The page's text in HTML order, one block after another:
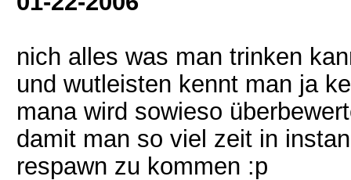
nich alles was man trinken
und wutleisten kennt man ja
mana wird sowieso
damit man so viel zeit in
respawn zu kommen :p